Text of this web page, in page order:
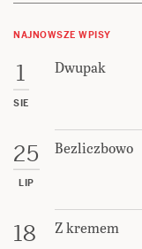
NAJNOWSZE WPISY
1
SIE
Dwupak
25
LIP
Bezliczbowo
18 Z kremem